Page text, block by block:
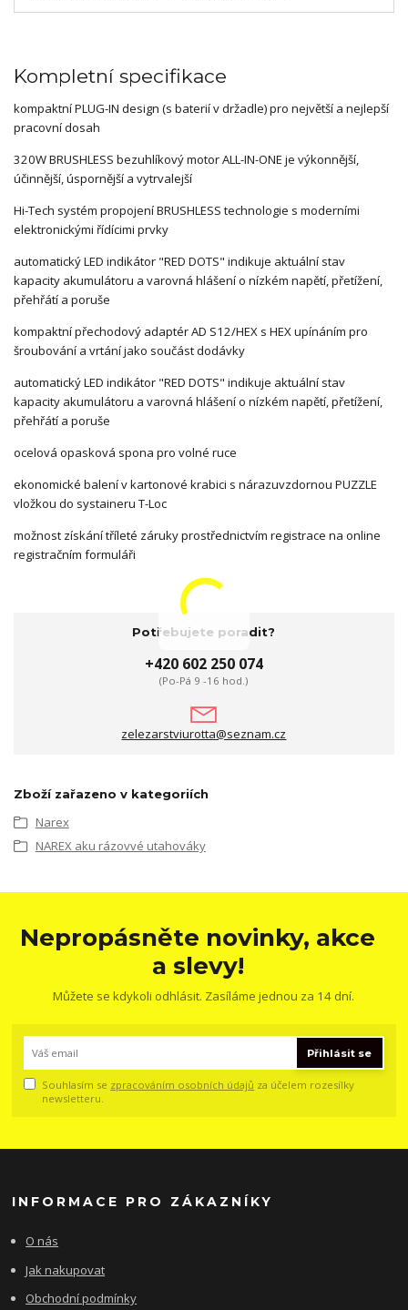
Kompletní specifikace
kompaktní PLUG-IN design (s baterií v držadle) pro největší a nejlepší
pracovní dosah
320W BRUSHLESS bezuhlíkový motor ALL-IN-ONE je výkonnější,
účinnější, úspornější a vytrvalejší
Hi-Tech systém propojení BRUSHLESS technologie s moderními
elektronickými řídícimi prvky
automatický LED indikátor "RED DOTS" indikuje aktuální stav
kapacity akumulátoru a varovná hlášení o nízkém napětí, přetížení,
přehřátí a poruše
kompaktní přechodový adaptér AD S12/HEX s HEX upínáním pro
šroubování a vrtání jako součást dodávky
automatický LED indikátor "RED DOTS" indikuje aktuální stav
kapacity akumulátoru a varovná hlášení o nízkém napětí, přetížení,
přehřátí a poruše
ocelová opasková spona pro volné ruce
ekonomické balení v kartonové krabici s nárazuvzdornou PUZZLE
vložkou do systaineru T-Loc
možnost získání tříleté záruky prostřednictvím registrace na online
registračním formuláři
Potřebujete poradit?
+420 602 250 074
(Po-Pá 9 -16 hod.)
zelezarstviurotta@seznam.cz
Zboží zařazeno v kategoriích
Narex
NAREX aku rázovvé utahováky
Nepropásněte novinky, akce
a slevy!
Můžete se kdykoli odhlásit. Zasíláme jednou za 14 dní.
Přihlásit se
Souhlasím se zpracováním osobních údajů za účelem rozesílky
newsletteru.
INFORMACE PRO ZÁKAZNÍKY
O nás
Jak nakupovat
Obchodní podmínky